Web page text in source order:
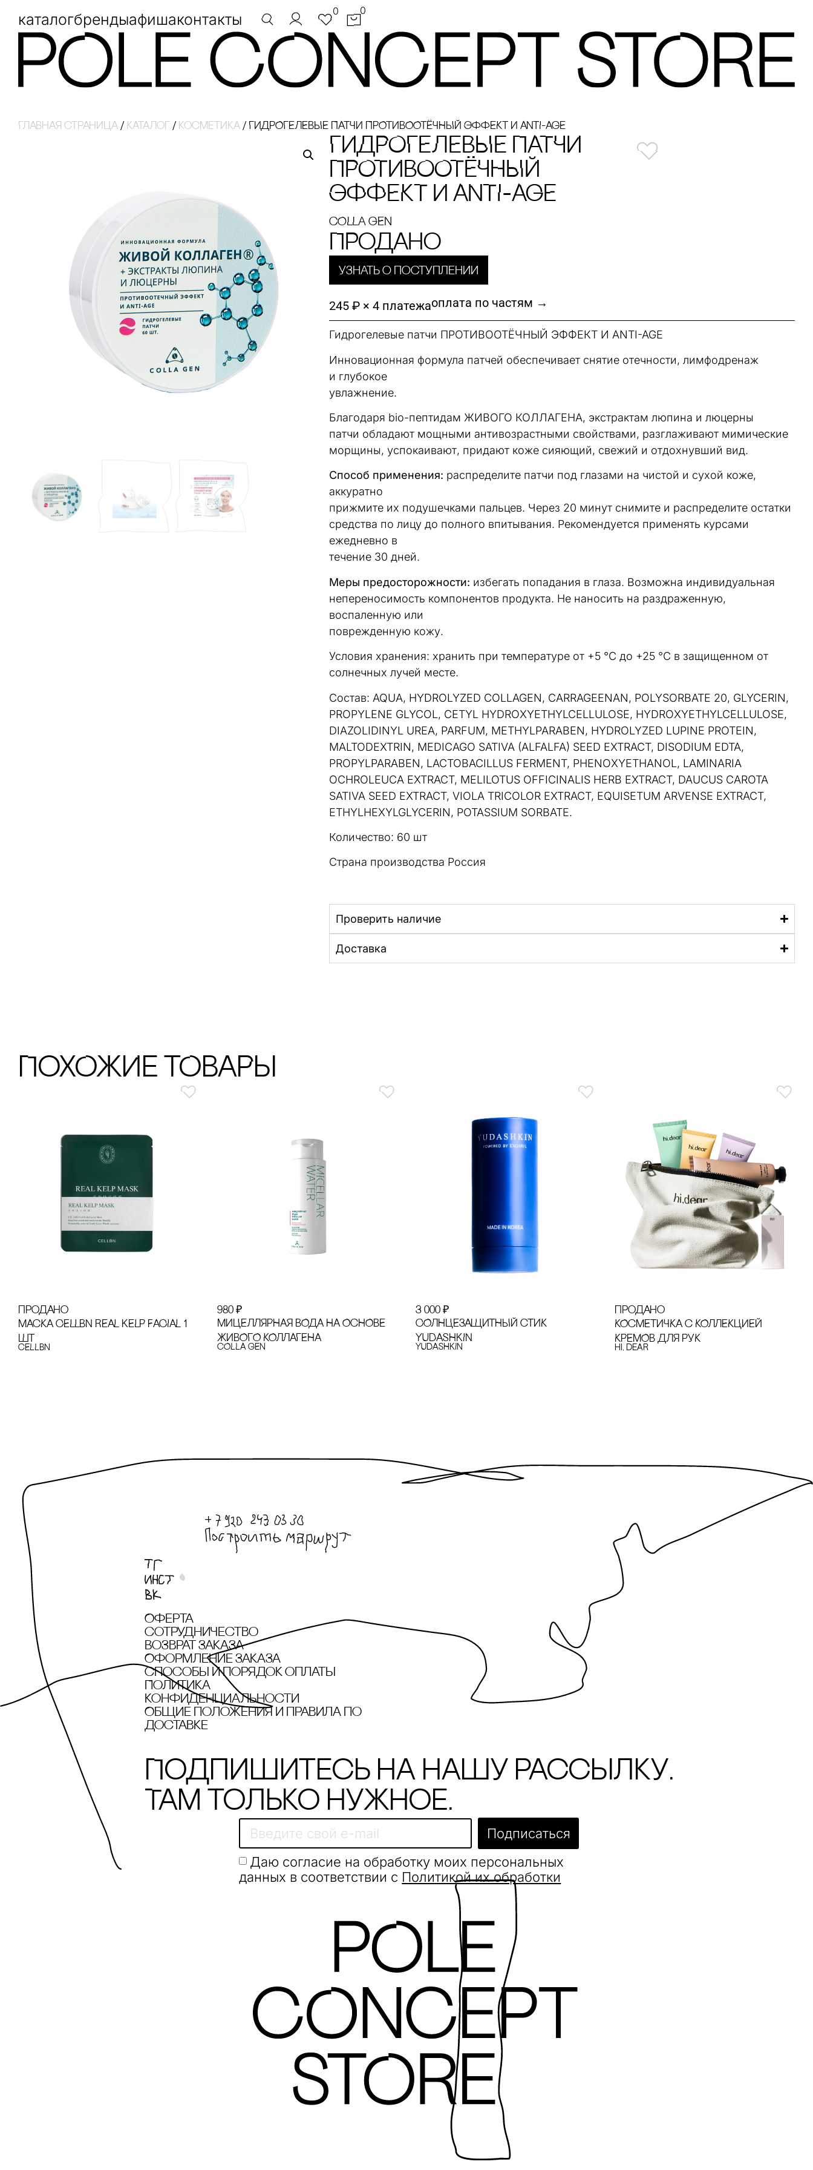
каталогбрендыафишаконтакты 0 0
Главная страница / Каталог / косметика / ГИДРОГЕЛЕВЫЕ ПАТЧИ ПРОТИВООТЁЧНЫЙ ЭФФЕКТ И ANTI-AGE
ГИДРОГЕЛЕВЫЕ ПАТЧИ
ПРОТИВООТЁЧНЫЙ
ЭФФЕКТ И ANTI-AGE
cOLLA GEN
Продано
Узнать о поступлении
245 ₽ × 4 платежаоплата по частям →
Гидрогелевые патчи ПРОТИВООТЁЧНЫЙ ЭФФЕКТ И ANTI-AGE
Инновационная формула патчей обеспечивает снятие отечности, лимфодренаж
и глубокое
увлажнение.
Благодаря bio-пептидам ЖИВОГО КОЛЛАГЕНА, экстрактам люпина и люцерны
патчи обладают мощными антивозрастными свойствами, разглаживают мимические
морщины, успокаивают, придают коже сияющий, свежий и отдохнувший вид.
Cпособ применения: распределите патчи под глазами на чистой и сухой коже,
аккуратно
прижмите их подушечками пальцев. Через 20 минут снимите и распределите остатки
средства по лицу до полного впитывания. Рекомендуется применять курсами
ежедневно в
течение 30 дней.
Меры предосторожности: избегать попадания в глаза. Возможна индивидуальная
непереносимость компонентов продукта. Не наносить на раздраженную,
воспаленную или
поврежденную кожу.
Условия хранения: хранить при температуре от +5 °C до +25 °C в защищенном от
солнечных лучей месте.
Состав: AQUA, HYDROLYZED COLLAGEN, CARRAGEENAN, POLYSORBATE 20, GLYCERIN,
PROPYLENE GLYCOL, CETYL HYDROXYETHYLCELLULOSE, HYDROXYETHYLCELLULOSE,
DIAZOLIDINYL UREA, PARFUM, METHYLPARABEN, HYDROLYZED LUPINE PROTEIN,
MALTODEXTRIN, MEDICAGO SATIVA (ALFALFA) SEED EXTRACT, DISODIUM EDTA,
PROPYLPARABEN, LACTOBACILLUS FERMENT, PHENOXYETHANOL, LAMINARIA
OCHROLEUCA EXTRACT, MELILOTUS OFFICINALIS HERB EXTRACT, DAUCUS CAROTA
SATIVA SEED EXTRACT, VIOLA TRICOLOR EXTRACT, EQUISETUM ARVENSE EXTRACT,
ETHYLHEXYLGLYCERIN, POTASSIUM SORBATE.
Количество: 60 шт
Страна производства Россия
Проверить наличие
Доставка
ПохОжИе тОваРы
продано
МАсКА CELLBN REAL KELP FACIAL 1
ШТ
cELLBN
980 ₽
МИЦЕЛЛЯРНАЯ ВОДА НА ОсНОВЕ
ЖИВОГО КОЛЛАГЕНА
cOLLA GEN
3 000 ₽
CОЛНЦЕЗАЩИТНЫЙ сТИК
YUDASHKIN
YUDASHKIN
продано
КОсМЕТИЧКА с КОЛЛЕКЦИЕЙ
КРЕМОВ ДЛЯ РУК
hi, dear
Оферта
сотрудничество
Возврат заказа
Оформление заказа
cпособы и порядок оплаты
Политика
конфиденциальности
Общие положения и правила по
доставке
Подпишитесь на нашу рассылку.
Там только нужное.
Даю согласие на обработку моих персональных
данных в соответствии с Политикой их обработки
Подписаться